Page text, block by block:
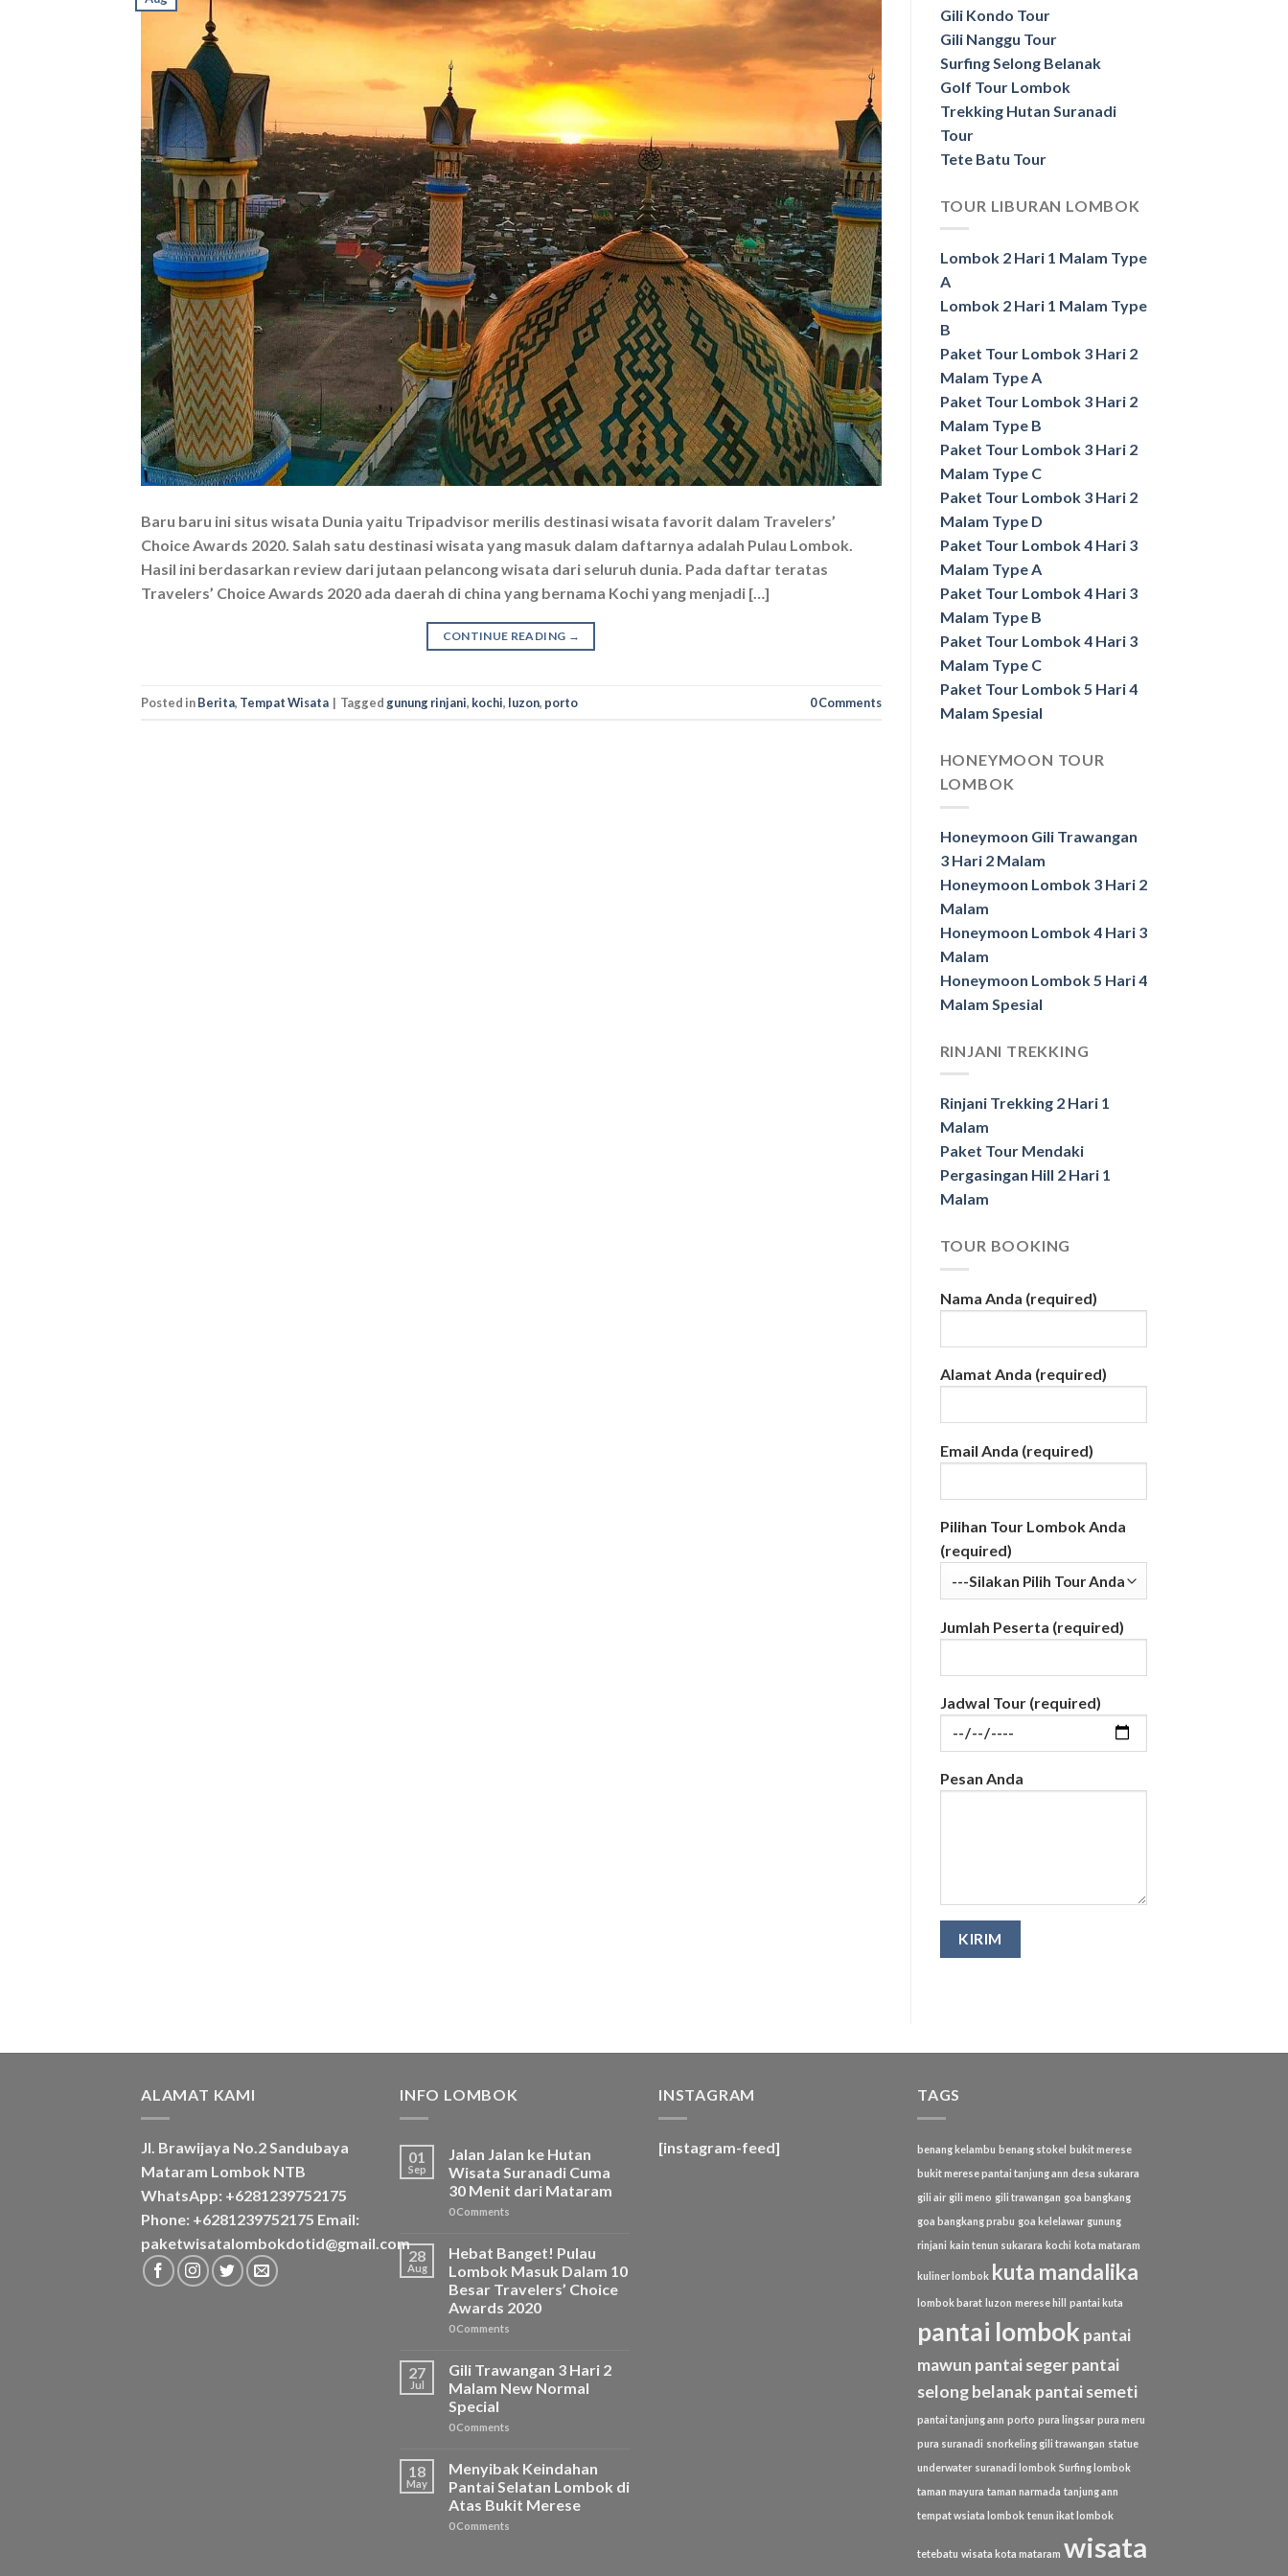
Baru baru ini situs wisata Dunia yaitu Tripadvisor merilis destinasi wisata favorit dalam Travelers’
Choice Awards 2020. Salah satu destinasi wisata yang masuk dalam daftarnya adalah Pulau Lombok.
Hasil ini berdasarkan review dari jutaan pelancong wisata dari seluruh dunia. Pada daftar teratas
Travelers’ Choice Awards 2020 ada daerah di china yang bernama Kochi yang menjadi […]
CONTINUE READING →
Posted inBerita, Tempat Wisata | Tagged gunung rinjani, kochi, luzon, porto 0 Comments
Gili Kondo Tour
Gili Nanggu Tour
Surfing Selong Belanak
Golf Tour Lombok
Trekking Hutan Suranadi
Tour
Tete Batu Tour
TOUR LIBURAN LOMBOK
Lombok 2 Hari 1 Malam Type
A
Lombok 2 Hari 1 Malam Type
B
Paket Tour Lombok 3 Hari 2
Malam Type A
Paket Tour Lombok 3 Hari 2
Malam Type B
Paket Tour Lombok 3 Hari 2
Malam Type C
Paket Tour Lombok 3 Hari 2
Malam Type D
Paket Tour Lombok 4 Hari 3
Malam Type A
Paket Tour Lombok 4 Hari 3
Malam Type B
Paket Tour Lombok 4 Hari 3
Malam Type C
Paket Tour Lombok 5 Hari 4
Malam Spesial
HONEYMOON TOUR
LOMBOK
Honeymoon Gili Trawangan
3 Hari 2 Malam
Honeymoon Lombok 3 Hari 2
Malam
Honeymoon Lombok 4 Hari 3
Malam
Honeymoon Lombok 5 Hari 4
Malam Spesial
RINJANI TREKKING
Rinjani Trekking 2 Hari 1
Malam
Paket Tour Mendaki
Pergasingan Hill 2 Hari 1
Malam
TOUR BOOKING
Nama Anda (required)
Alamat Anda (required)
Email Anda (required)
Pilihan Tour Lombok Anda
(required)
Jumlah Peserta (required)
Jadwal Tour (required)
Pesan Anda
ALAMAT KAMI
Jl. Brawijaya No.2 Sandubaya
Mataram Lombok NTB
WhatsApp: +6281239752175
Phone: +6281239752175 Email:
paketwisatalombokdotid@gmail.com
INFO LOMBOK
01
Sep
Jalan Jalan ke Hutan
Wisata Suranadi Cuma
30 Menit dari Mataram
0 Comments
28
Aug
Hebat Banget! Pulau
Lombok Masuk Dalam 10
Besar Travelers’ Choice
Awards 2020
0 Comments
27
Jul
Gili Trawangan 3 Hari 2
Malam New Normal
Special
0 Comments
18
May
Menyibak Keindahan
Pantai Selatan Lombok di
Atas Bukit Merese
0 Comments
INSTAGRAM
[instagram-feed]
TAGS
benang kelambu benang stokel bukit merese
bukit merese pantai tanjung ann desa sukarara
gili air gili meno gili trawangan goa bangkang
goa bangkang prabu goa kelelawar gunung
rinjani kain tenun sukarara kochi kota mataram
kuliner lombok kuta mandalika
lombok barat luzon merese hill pantai kuta
pantai lombok pantai
mawun pantai segerpantai
selong belanak pantai semeti
pantai tanjung ann porto pura lingsar pura meru
pura suranadi snorkeling gili trawangan statue
underwater suranadi lombok Surfing lombok
taman mayura taman narmada tanjung ann
tempat wsiata lombok tenun ikat lombok
tetebatu wisata kota mataram wisata